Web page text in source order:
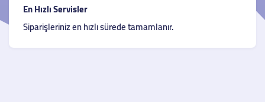
En Hızlı Servisler
Siparişleriniz en hızlı sürede tamamlanır.